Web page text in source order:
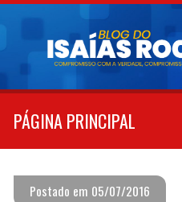
Pular
conteúdo
PÁGINA PRINCIPAL
Postado em 05/07/2016